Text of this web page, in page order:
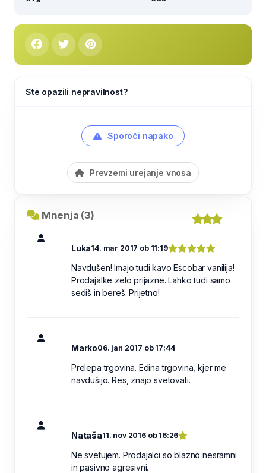
Ste opazili nepravilnost?
Sporoči napako
Prevzemi urejanje vnosa
Mnenja (3)
Luka14. mar 2017 ob 11:19
Navdušen! Imajo tudi kavo Escobar vanilija!
Prodajalke zelo prijazne. Lahko tudi samo
sediš in bereš. Prijetno!
Marko06. jan 2017 ob 17:44
Prelepa trgovina. Edina trgovina, kjer me
navdušijo. Res, znajo svetovati.
Nataša11. nov 2016 ob 16:26
Ne svetujem. Prodajalci so blazno nesramni
in pasivno agresivni.